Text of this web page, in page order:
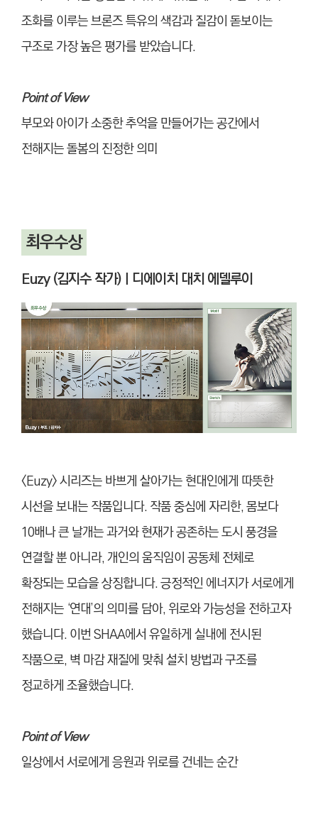
조화를 이루는 브론즈 특유의 색감과 질감이 돋보이는
구조로 가장 높은 평가를 받았습니다.
Point of View
부모와 아이가 소중한 추억을 만들어가는 공간에서
전해지는 돌봄의 진정한 의미
최우수상
Euzy (김지수 작가)ㅣ 디에이치 대치 에델루이
<Euzy> 시리즈는 바쁘게 살아가는 현대인에게 따뜻한
시선을 보내는 작품입니다. 작품 중심에 자리한, 몸보다
10배나 큰 날개는 과거와 현재가 공존하는 도시 풍경을
연결할 뿐 아니라, 개인의 움직임이 공동체 전체로
확장되는 모습을 상징합니다. 긍정적인 에너지가 서로에게
전해지는 ‘연대’의 의미를 담아, 위로와 가능성을 전하고자
했습니다. 이번 SHAA에서 유일하게 실내에 전시된
작품으로, 벽 마감 재질에 맞춰 설치 방법과 구조를
정교하게 조율했습니다.
Point of View
일상에서 서로에게 응원과 위로를 건네는 순간